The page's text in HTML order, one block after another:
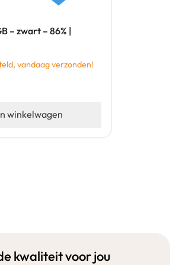
– zwart – 86% |
vandaag verzonden!
winkelwagen
kwaliteit voor jou